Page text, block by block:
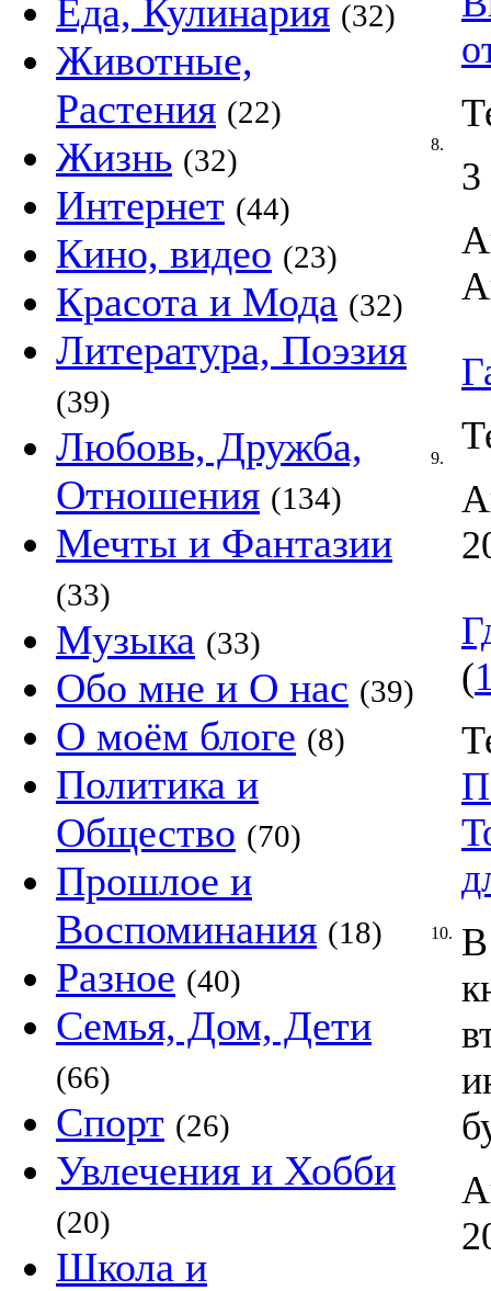
Еда, Кулинария (32)
Животные,
Растения (22)
Жизнь (32)
Интернет (44)
Кино, видео (23)
Красота и Мода (32)
Литература, Поэзия
(39)
Любовь, Дружба,
Отношения (134)
Мечты и Фантазии
(33)
Музыка (33)
Обо мне и О нас (39)
О моём блоге (8)
Политика и
Общество (70)
Прошлое и
Воспоминания (18)
Разное (40)
Семья, Дом, Дети
(66)
Спорт (26)
Увлечения и Хобби
(20)
Школа и
8.
3
9.
10.
(